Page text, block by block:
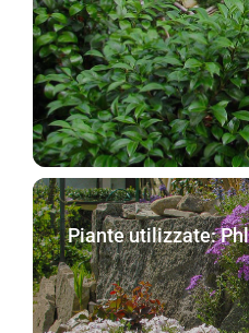
Piante utilizzate: